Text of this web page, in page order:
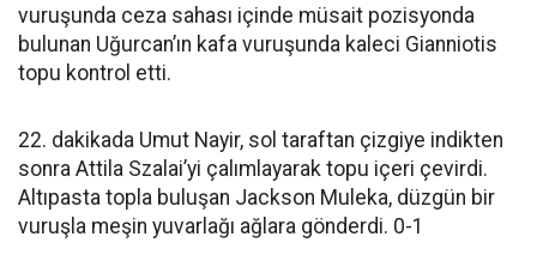
vuruşunda ceza sahası içinde müsait pozisyonda
bulunan Uğurcan’ın kafa vuruşunda kaleci Gianniotis
topu kontrol etti.
22. dakikada Umut Nayir, sol taraftan çizgiye indikten
sonra Attila Szalai’yi çalımlayarak topu içeri çevirdi.
Altıpasta topla buluşan Jackson Muleka, düzgün bir
vuruşla meşin yuvarlağı ağlara gönderdi. 0-1